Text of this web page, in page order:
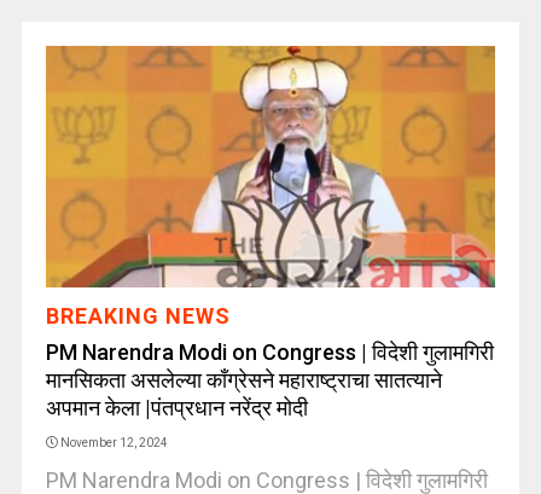
BREAKING NEWS
PM Narendra Modi on Congress | विदेशी गुलामगिरी
मानसिकता असलेल्या काँग्रेसने महाराष्ट्राचा सातत्याने
अपमान केला |पंतप्रधान नरेंद्र मोदी
November 12, 2024
PM Narendra Modi on Congress | विदेशी गुलामगिरी